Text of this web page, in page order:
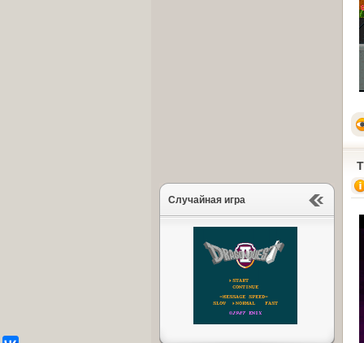
Случайная игра